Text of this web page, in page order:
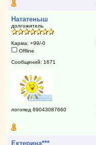
Нататеныш
долгожитель
Карма: +99/-0
Offline
Сообщений: 1671
логопед 89043087660
Ектерина***